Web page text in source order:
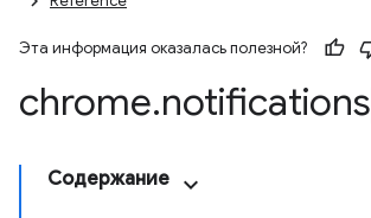
Эта информация оказалась полезной?
chrome.notifications
Содержание